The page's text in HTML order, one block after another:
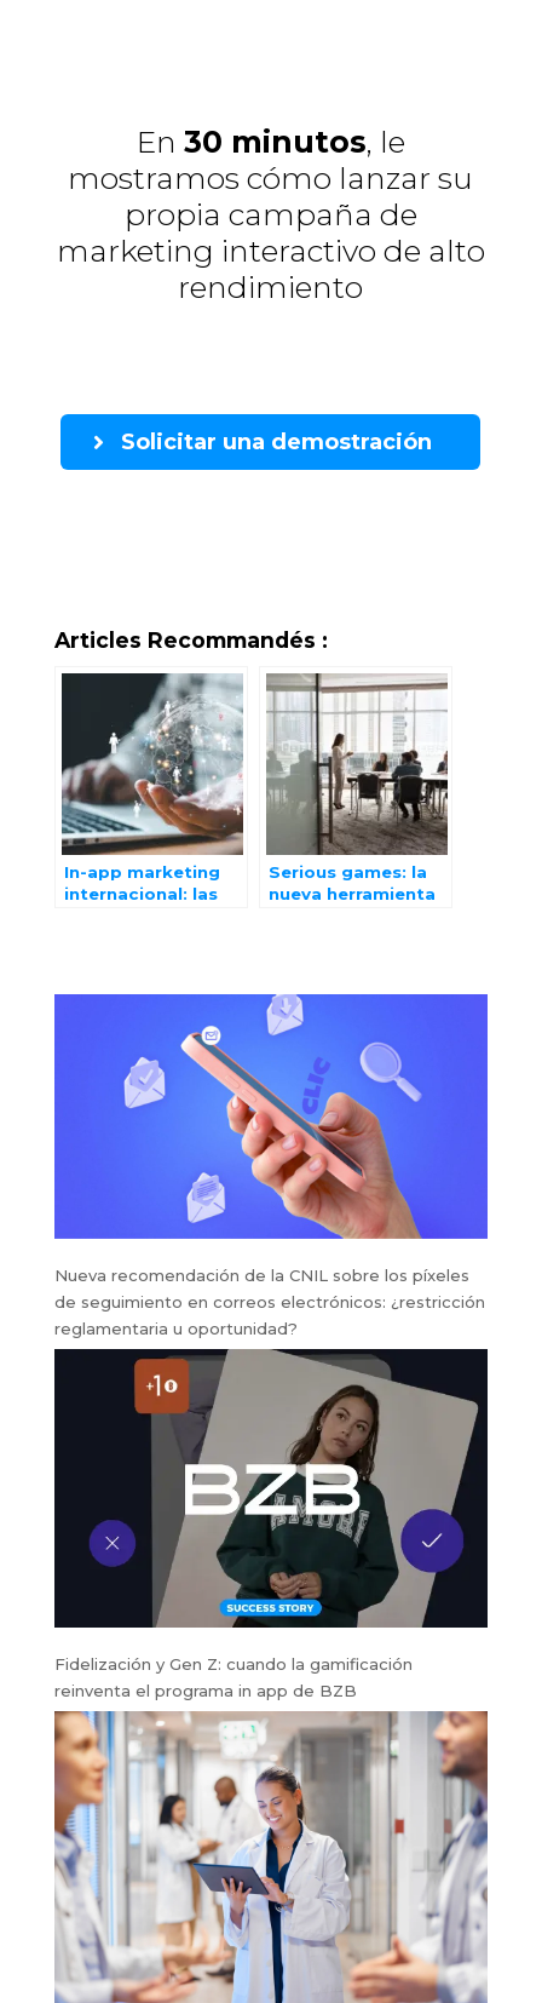
En 30 minutos, le
mostramos cómo lanzar su
propia campaña de
marketing interactivo de alto
rendimiento
Solicitar una demostración
Articles Recommandés :
In-app marketing
internacional: las
Serious games: la
nueva herramienta
Nueva recomendación de la CNIL sobre los píxeles
de seguimiento en correos electrónicos: ¿restricción
reglamentaria u oportunidad?
Fidelización y Gen Z: cuando la gamificación
reinventa el programa in app de BZB